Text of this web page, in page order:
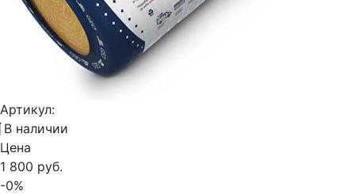
Артикул:
В наличии
Цена
1 800 руб.
-0%